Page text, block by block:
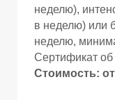
неделю),
в неделю) или
неделю,
Сертификат об
Стоимость: